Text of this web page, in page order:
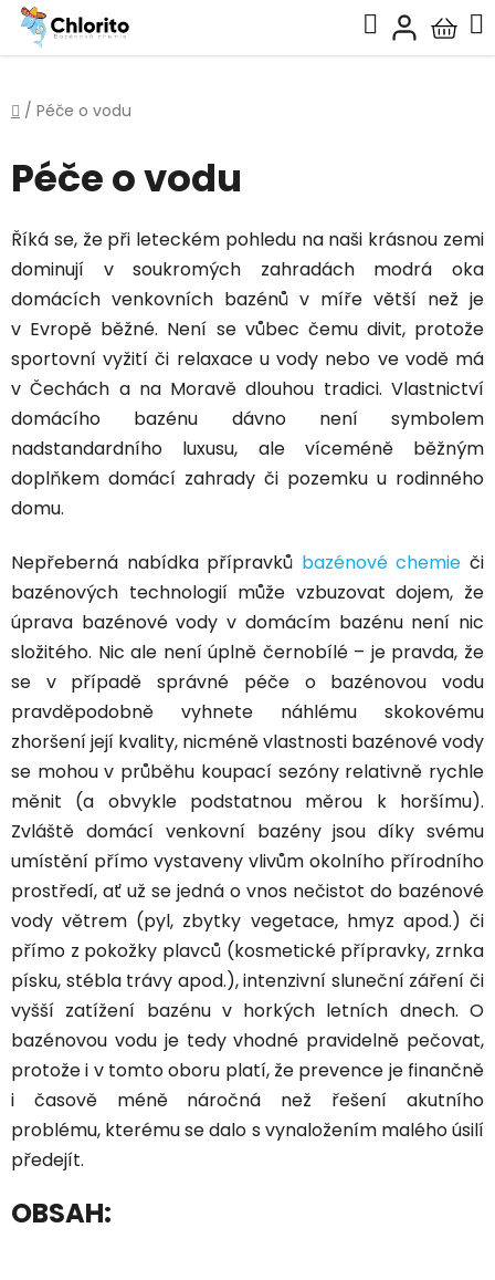
Přejít
obsah
Hledat
košík
Domů
/ Péče o vodu
Péče o vodu
Říká se, že při leteckém pohledu na naši krásnou zemi
dominují v soukromých zahradách modrá oka
domácích venkovních bazénů v míře větší než je
v Evropě běžné. Není se vůbec čemu divit, protože
sportovní vyžití či relaxace u vody nebo ve vodě má
v Čechách a na Moravě dlouhou tradici. Vlastnictví
domácího bazénu dávno není symbolem
nadstandardního luxusu, ale víceméně běžným
doplňkem domácí zahrady či pozemku u rodinného
domu.
Nepřeberná nabídka přípravků bazénové chemie či
bazénových technologií může vzbuzovat dojem, že
úprava bazénové vody v domácím bazénu není nic
složitého. Nic ale není úplně černobílé – je pravda, že
se v případě správné péče o bazénovou vodu
pravděpodobně vyhnete náhlému skokovému
zhoršení její kvality, nicméně vlastnosti bazénové vody
se mohou v průběhu koupací sezóny relativně rychle
měnit (a obvykle podstatnou měrou k horšímu).
Zvláště domácí venkovní bazény jsou díky svému
umístění přímo vystaveny vlivům okolního přírodního
prostředí, ať už se jedná o vnos nečistot do bazénové
vody větrem (pyl, zbytky vegetace, hmyz apod.) či
přímo z pokožky plavců (kosmetické přípravky, zrnka
písku, stébla trávy apod.), intenzivní sluneční záření či
vyšší zatížení bazénu v horkých letních dnech. O
bazénovou vodu je tedy vhodné pravidelně pečovat,
protože i v tomto oboru platí, že prevence je finančně
i časově méně náročná než řešení akutního
problému, kterému se dalo s vynaložením malého úsilí
předejít.
OBSAH: